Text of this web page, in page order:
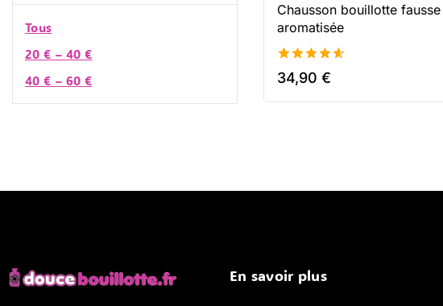
Chausson bouillotte
aromatisée
4.62
de 5
34,90 €
Bien-être & Santé
Bandeau coussin chauffant
Chauffe-pieds
Bouillotte à eau, sans housse
Tous
20 € –40€
40 € –60€
En savoir plus